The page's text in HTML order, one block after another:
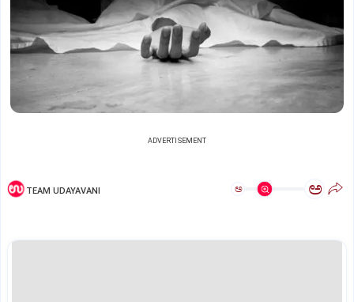
ADVERTISEMENT
TEAM UDAYAVANI ಅ ಅ